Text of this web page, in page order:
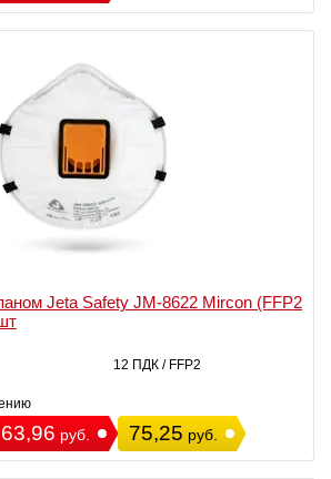
Jeta Safety JM-8622 Mircon (FFP2
12 ПДК / FFP2
63,96 руб. 75,25 руб.